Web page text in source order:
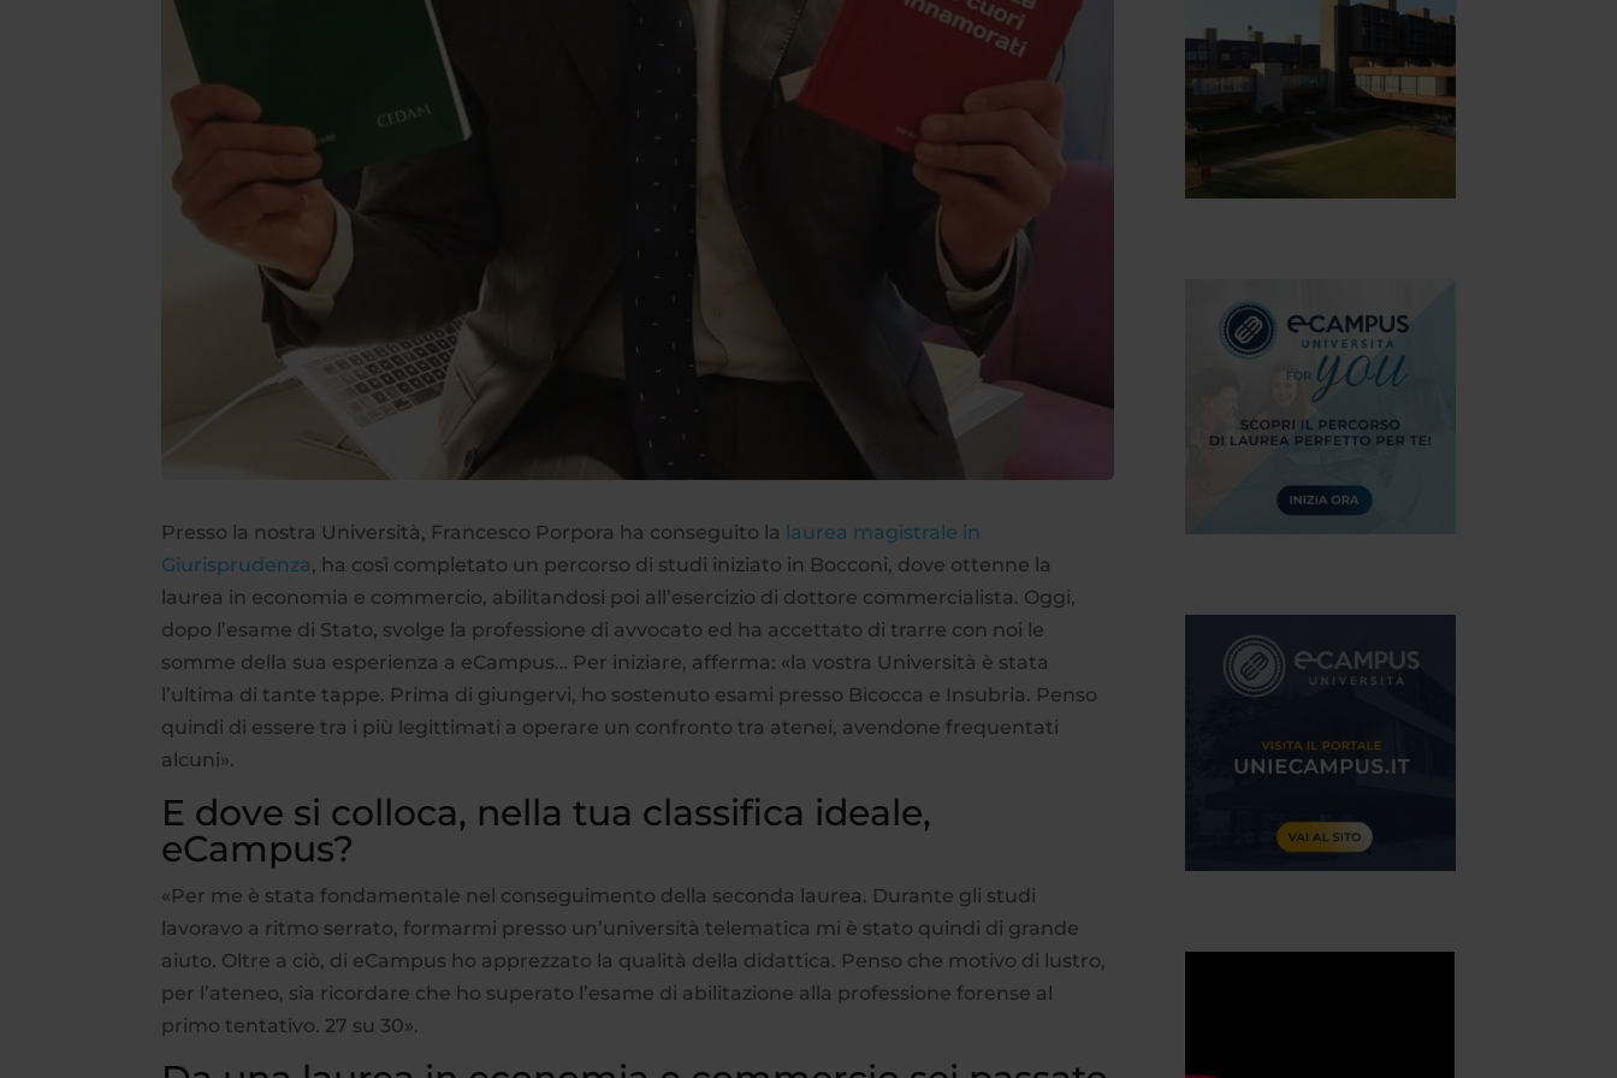
Presso la nostra Università, Francesco Porpora ha conseguito la laurea magistrale in
Giurisprudenza, ha così completato un percorso di studi iniziato in Bocconi, dove ottenne la
laurea in economia e commercio, abilitandosi poi all’esercizio di dottore commercialista. Oggi,
dopo l’esame di Stato, svolge la professione di avvocato ed ha accettato di trarre con noi le
somme della sua esperienza a eCampus… Per iniziare, afferma: «la vostra Università è stata
l’ultima di tante tappe. Prima di giungervi, ho sostenuto esami presso Bicocca e Insubria. Penso
quindi di essere tra i più legittimati a operare un confronto tra atenei, avendone frequentati
alcuni».
E dove si colloca, nella tua classifica ideale,
eCampus?
«Per me è stata fondamentale nel conseguimento della seconda laurea. Durante gli studi
lavoravo a ritmo serrato, formarmi presso un’università telematica mi è stato quindi di grande
aiuto. Oltre a ciò, di eCampus ho apprezzato la qualità della didattica. Penso che motivo di lustro,
per l’ateneo, sia ricordare che ho superato l’esame di abilitazione alla professione forense al
primo tentativo. 27 su 30».